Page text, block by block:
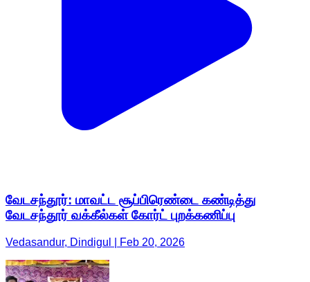
வேடசந்தூர்: மாவட்ட சூப்பிரெண்டை கண்டித்து
வேடசந்தூர் வக்கீல்கள் கோர்ட் புறக்கணிப்பு
Vedasandur, Dindigul | Feb 20, 2026